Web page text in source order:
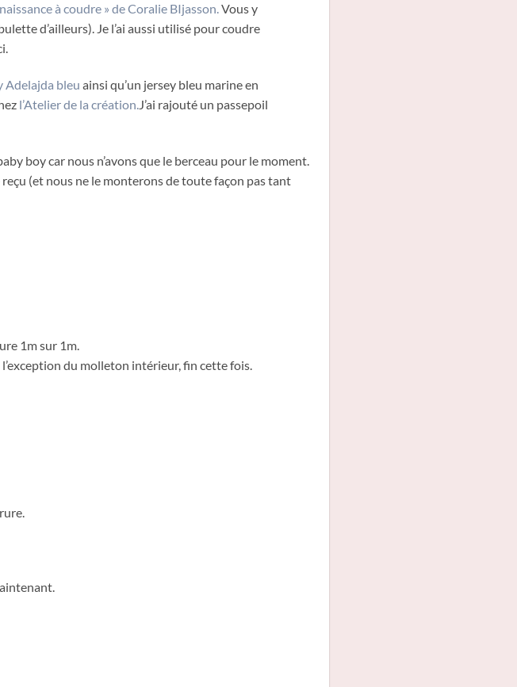
à coudre » de Coralie BIjasson.Vous y
d’ailleurs). Je l’ai aussi utilisé pour coudre
Adelajda bleu ainsi qu’un jersey bleu marine en
l’Atelier de la création.J’ai rajouté un passepoil
boy car nous n’avons que le berceau pour le moment.
(et nous ne le monterons de toute façon pas tant
1m sur 1m.
du molleton intérieur, fin cette fois.